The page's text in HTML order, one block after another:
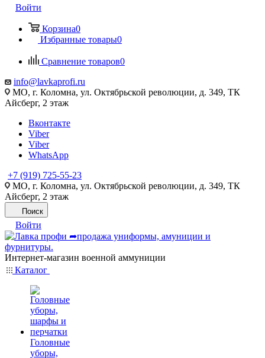
Войти
Корзина0
Избранные товары0
Сравнение товаров0
info@lavkaprofi.ru
МО, г. Коломна, ул. Октябрьской революции, д. 349, ТК
Айсберг, 2 этаж
Вконтакте
Viber
Viber
WhatsApp
+7 (919) 725-55-23
МО, г. Коломна, ул. Октябрьской революции, д. 349, ТК
Айсберг, 2 этаж
Поиск
Войти
Интернет-магазин военной аммуниции
Каталог
Головные
уборы,